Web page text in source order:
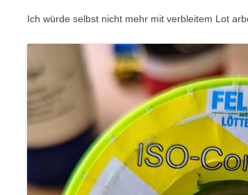
Ich würde selbst nicht mehr mit verbleitem Lot